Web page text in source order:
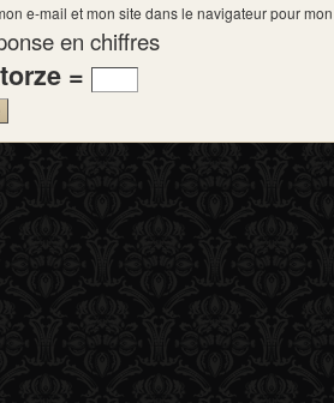
e-mail et mon site dans le navigateur pour
en chiffres
=